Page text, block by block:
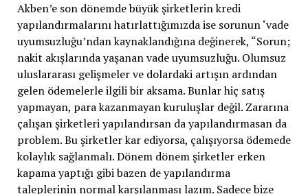
Akben’e son dönemde büyük şirketlerin kredi
yapılandırmalarını hatırlattığımızda ise sorunun ‘vade
uyumsuzluğu’ndan kaynaklandığına değinerek, “Sorun;
nakit akışlarında yaşanan vade uyumsuzluğu. Olumsuz
uluslararası gelişmeler ve dolardaki artışın ardından
gelen ödemelerle ilgili bir aksama. Bunlar hiç satış
yapmayan, para kazanmayan kuruluşlar değil. Zararına
çalışan şirketleri yapılandırsan da yapılandırmasan da
problem. Bu şirketler kar ediyorsa, çalışıyorsa ödemede
kolaylık sağlanmalı. Dönem dönem şirketler erken
kapama yaptığı gibi bazen de yapılandırma
taleplerinin normal karşılanması lazım. Sadece bize